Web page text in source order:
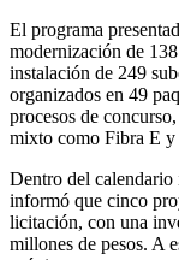
El programa
modernización de
instalación de 249
organizados en 49
procesos de
mixto como Fibra E
Dentro del calendario
informó que cinco
licitación, con una
millones de pesos. A